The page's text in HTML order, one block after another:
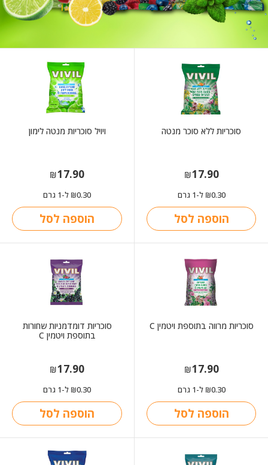
סוכריות ללא סוכר מנטה
₪17.90
₪0.30 ל-1 גרם
הוספה לסל
ויויל סוכריות מנטה לימון
₪17.90
₪0.30 ל-1 גרם
הוספה לסל
סוכריות מרווה בתוספת ויטמין C
₪17.90
₪0.30 ל-1 גרם
הוספה לסל
סוכריות דומדמניות שחורות
בתוספת ויטמין C
₪17.90
₪0.30 ל-1 גרם
הוספה לסל